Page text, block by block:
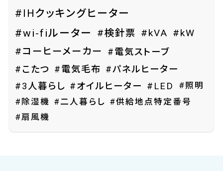
#IHクッキングヒーター
#wi-fiルーター
#検針票 #kVA #kW
#コーヒーメーカー
#電気ストーブ
#こたつ
#電気毛布 #パネルヒーター
#3人暮らし #オイルヒーター #LED
#照明
#除湿機 #二人暮らし #供給地点特定番号
#扇風機